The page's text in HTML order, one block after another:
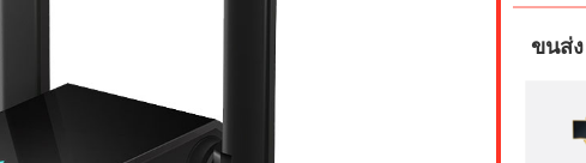
ขนส่ง